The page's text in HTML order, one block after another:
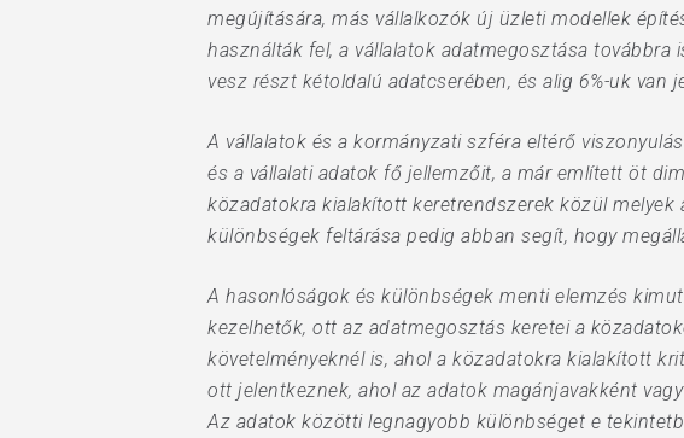
megújítására, más vállalkozók új üzleti modellek
használták fel, a vállalatok adatmegosztása továbbra
vesz részt kétoldalú adatcserében, és alig 6%-uk van
A vállalatok és a kormányzati szféra eltérő
és a vállalati adatok fő jellemzőit, a már említett öt
közadatokra kialakított keretrendszerek közül
különbségek feltárása pedig abban segít, hogy
A hasonlóságok és különbségek menti elemzés
kezelhetők, ott az adatmegosztás keretei a
követelményeknél is, ahol a közadatokra kialakított
ott jelentkeznek, ahol az adatok magánjavakként
Az adatok közötti legnagyobb különbséget e